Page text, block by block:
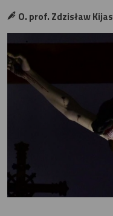
O. prof. Zdzisław Kijas